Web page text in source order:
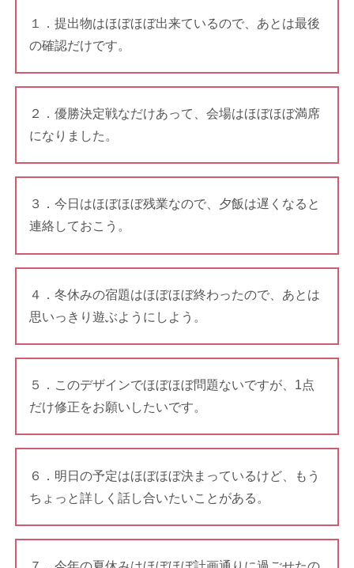
１．提出物はほぼほぼ出来ているので、あとは最後
の確認だけです。
２．優勝決定戦なだけあって、会場はほぼほぼ満席
になりました。
３．今日はほぼほぼ残業なので、夕飯は遅くなると
連絡しておこう。
４．冬休みの宿題はほぼほぼ終わったので、あとは
思いっきり遊ぶようにしよう。
５．このデザインでほぼほぼ問題ないですが、1点
だけ修正をお願いしたいです。
６．明日の予定はほぼほぼ決まっているけど、もう
ちょっと詳しく話し合いたいことがある。